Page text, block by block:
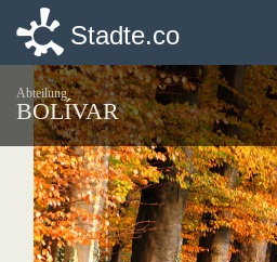
Stadte.co
Abteilung
BOLÍVAR
Stadte.co